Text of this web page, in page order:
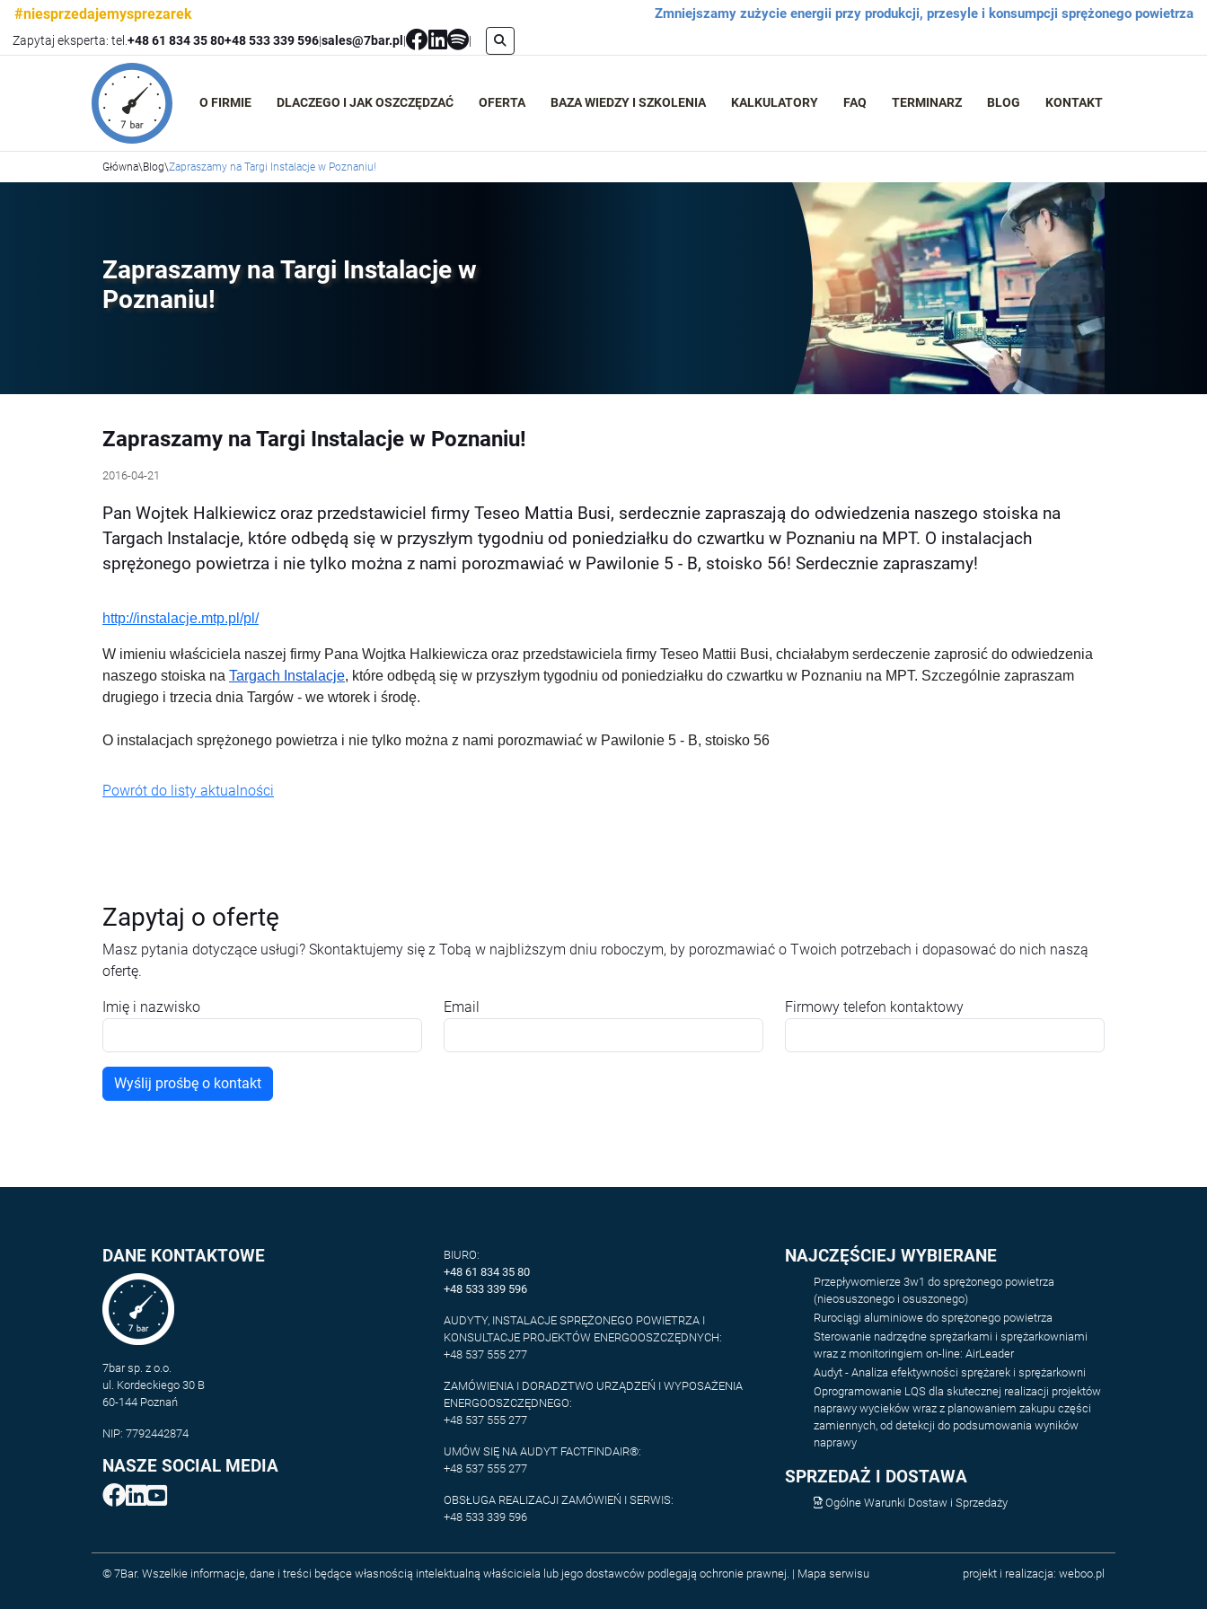
#niesprzedajemysprezarek Zmniejszamy zużycie energii przy produkcji, przesyle i konsumpcji sprężonego powietrza
Zapytaj eksperta: tel. +48 61 834 35 80+48 533 339 596|sales@7bar.pl| |
O FIRMIE DLACZEGO I JAK OSZCZĘDZAĆ OFERTA BAZA WIEDZY I SZKOLENIA KALKULATORY FAQ TERMINARZ BLOG KONTAKT
Główna\Blog\Zapraszamy na Targi Instalacje w Poznaniu!
Zapraszamy na Targi Instalacje w
Poznaniu!
Zapraszamy na Targi Instalacje w Poznaniu!
2016-04-21
Pan Wojtek Halkiewicz oraz przedstawiciel firmy Teseo Mattia Busi, serdecznie zapraszają do odwiedzenia naszego stoiska na
Targach Instalacje, które odbędą się w przyszłym tygodniu od poniedziałku do czwartku w Poznaniu na MPT. O instalacjach
sprężonego powietrza i nie tylko można z nami porozmawiać w Pawilonie 5 - B, stoisko 56! Serdecznie zapraszamy!
http://instalacje.mtp.pl/pl/
W imieniu właściciela naszej firmy Pana Wojtka Halkiewicza oraz przedstawiciela firmy Teseo Mattii Busi, chciałabym serdeczenie zaprosić do odwiedzenia
naszego stoiska na Targach Instalacje, które odbędą się w przyszłym tygodniu od poniedziałku do czwartku w Poznaniu na MPT. Szczególnie zapraszam
drugiego i trzecia dnia Targów - we wtorek i środę.
O instalacjach sprężonego powietrza i nie tylko można z nami porozmawiać w Pawilonie 5 - B, stoisko 56
Powrót do listy aktualności
Zapytaj o ofertę
Masz pytania dotyczące usługi? Skontaktujemy się z Tobą w najbliższym dniu roboczym, by porozmawiać o Twoich potrzebach i dopasować do nich naszą
ofertę.
Imię i nazwisko Email Firmowy telefon kontaktowy
DANE KONTAKTOWE
7bar sp. z o.o.
ul. Kordeckiego 30 B
60-144 Poznań
NIP: 7792442874
NASZE SOCIAL MEDIA
BIURO:
+48 61 834 35 80
+48 533 339 596
AUDYTY, INSTALACJE SPRĘŻONEGO POWIETRZA I
KONSULTACJE PROJEKTÓW ENERGOOSZCZĘDNYCH:
+48 537 555 277
ZAMÓWIENIA I DORADZTWO URZĄDZEŃ I WYPOSAŻENIA
ENERGOOSZCZĘDNEGO:
+48 537 555 277
UMÓW SIĘ NA AUDYT FACTFINDAIR®:
+48 537 555 277
OBSŁUGA REALIZACJI ZAMÓWIEŃ I SERWIS:
+48 533 339 596
NAJCZĘŚCIEJ WYBIERANE
Przepływomierze 3w1 do sprężonego powietrza
(nieosuszonego i osuszonego)
Rurociągi aluminiowe do sprężonego powietrza
Sterowanie nadrzędne sprężarkami i sprężarkowniami
wraz z monitoringiem on-line: AirLeader
Audyt - Analiza efektywności sprężarek i sprężarkowni
Oprogramowanie LQS dla skutecznej realizacji projektów
naprawy wycieków wraz z planowaniem zakupu części
zamiennych, od detekcji do podsumowania wyników
naprawy
SPRZEDAŻ I DOSTAWA
Ogólne Warunki Dostaw i Sprzedaży
© 7Bar. Wszelkie informacje, dane i treści będące własnością intelektualną właściciela lub jego dostawców podlegają ochronie prawnej. | Mapa serwisu projekt i realizacja: weboo.pl